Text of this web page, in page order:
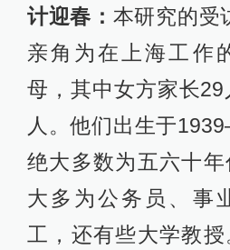
计迎春： 本研究的受
亲角为在上海工作
母，其中女方家长
人。他们出生于
绝大多数为五六十
大多为公务员、事
工，还有些大学教